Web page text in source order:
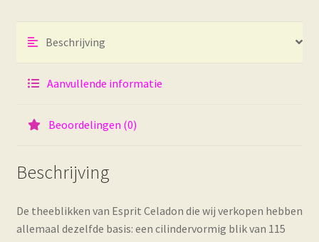
Beschrijving
Aanvullende informatie
Beoordelingen (0)
Beschrijving
De theeblikken van Esprit Celadon die wij verkopen hebben
allemaal dezelfde basis: een cilindervormig blik van 115